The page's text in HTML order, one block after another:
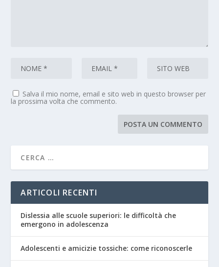
Salva il mio nome, email e sito web in questo browser per
la prossima volta che commento.
ARTICOLI RECENTI
Dislessia alle scuole superiori: le difficoltà che
emergono in adolescenza
Adolescenti e amicizie tossiche: come riconoscerle